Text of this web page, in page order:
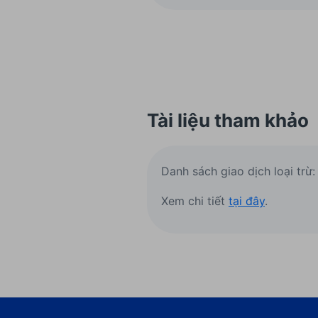
Tài liệu tham khảo
Danh sách giao dịch loại trừ:
Xem chi tiết tại đây.